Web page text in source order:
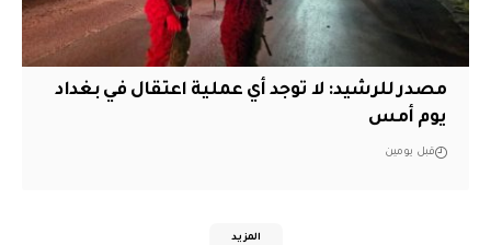
مصدر للرشيد: لا توجد أي عملية اعتقال في بغداد
يوم أمس
قبل يومين
المزيد